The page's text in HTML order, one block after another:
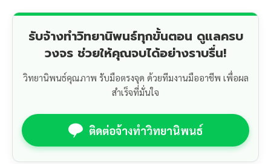
รับจ้างทำวิทยานิพนธ์ทุกขั้นตอน ดูแลครบ
วงจร ช่วยให้คุณจบได้อย่างราบรื่น!
วิทยานิพนธ์คุณภาพ รับมือตรงจุด ด้วยทีมงานมืออาชีพ เพื่อผล
สำเร็จที่มั่นใจ
ติดต่อจ้างทำวิทยานิพนธ์